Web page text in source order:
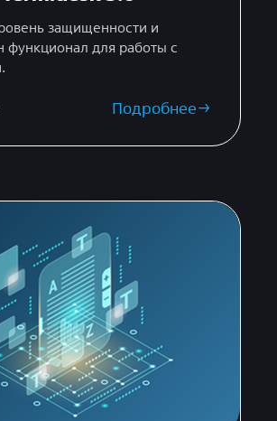
защищенности и
функционал для работы с
Подробнее